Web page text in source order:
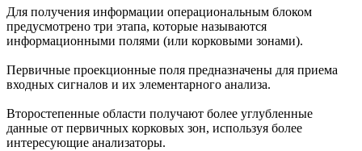
Для получения информации операциональным блоком
предусмотрено три этапа, которые называются
информационными полями (или корковыми зонами).
Первичные проекционные поля предназначены для приема
входных сигналов и их элементарного анализа.
Второстепенные области получают более углубленные
данные от первичных корковых зон, используя более
интересующие анализаторы.